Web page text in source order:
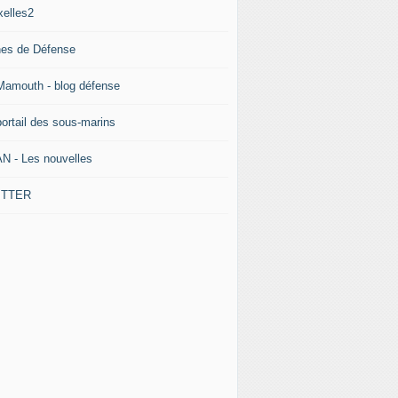
de Défense
- blog défense
des sous-marins
- Les nouvelles